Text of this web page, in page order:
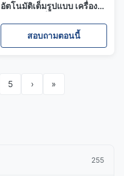
อัตโนมัติเต็มรูปแบบ เครื่อง
Flakes 200-260 กก./ชม.
สอบถามตอนนี้
5 › »
255